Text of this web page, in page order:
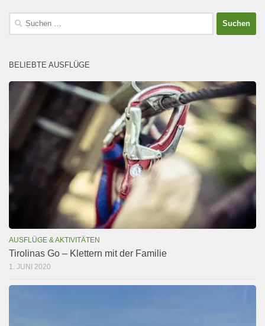
Suchen
BELIEBTE AUSFLÜGE
AUSFLÜGE & AKTIVITÄTEN
Tirolinas Go – Klettern mit der Familie
1. JUNI 2020